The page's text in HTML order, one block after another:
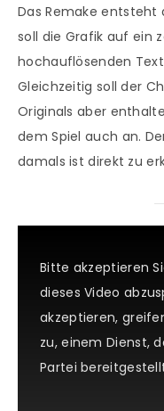
Das Remake entsteht
soll die Grafik auf ein
hochauflösenden
Gleichzeitig soll der
Originals aber
dem Spiel auch an.
damals ist direkt zu
Bitte akzeptieren
dieses Video
akzeptieren,
zu, einem Dienst,
Partei